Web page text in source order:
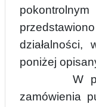
działalności,
poniżej
W
zamówienia